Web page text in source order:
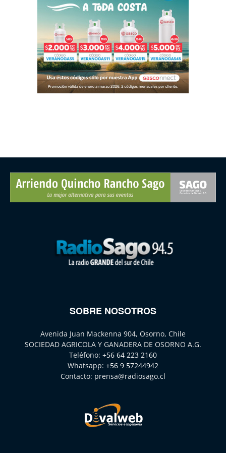
SOBRE NOSOTROS
Avenida Juan Mackenna 904, Osorno, Chile
SOCIEDAD AGRICOLA Y GANADERA DE OSORNO A.G.
Teléfono: +56 64 223 2160
Whatsapp: +56 9 57244942
Contacto: prensa@radiosago.cl